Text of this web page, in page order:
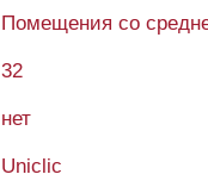
Помещения со
32
нет
Uniclic